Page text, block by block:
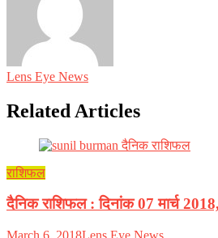
Lens Eye News
Related Articles
राशिफल
दैनिक राशिफल : दिनांक 07 मार्च 2018,
March 6, 2018Lens Eye News